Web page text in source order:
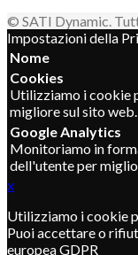
© SATI Dynamic.
Impostazioni della
Nome
Cookies
Utilizziamo i cookie
migliore sul sito web.
Google Analytics
Monitoriamo in
dell'utente per
x
Utilizziamo i cookie
Puoi accettare o
europea GDPR